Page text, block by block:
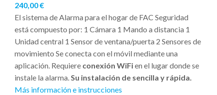
240,00€
El sistema de Alarma para el hogar de FAC Seguridad
está compuesto por: 1 Cámara 1 Mando a distancia 1
Unidad central 1 Sensor de ventana/puerta 2 Sensores de
movimiento Se conecta con el móvil mediante una
aplicación. Requiere conexión WiFien el lugar donde se
instale la alarma.Su instalación de sencilla y rápida.
Más información e instrucciones